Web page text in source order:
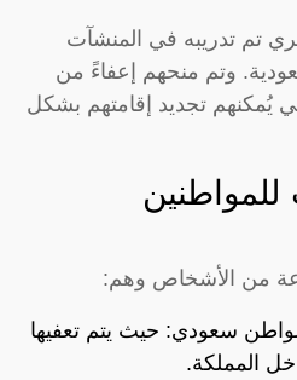
تم تدريبه في المنشآت
وتم منحهم إعفاءً من
يُمكنهم تجديد إقامتهم بشكل
للمواطنين
من الأشخاص وهم:
مواطن سعودي: حيث يتم تعفيها
المملكة.